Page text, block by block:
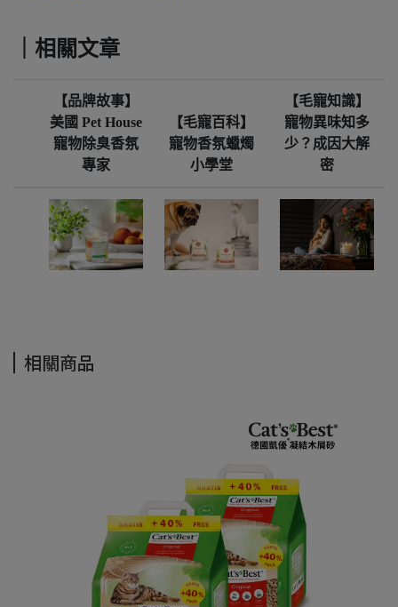
｜相關文章
【品牌故事】
美國 Pet House
寵物除臭香氛
專家
【毛寵百科】
寵物香氛蠟燭
小學堂
【毛寵知識】
寵物異味知多
少？成因大解
密
相關商品